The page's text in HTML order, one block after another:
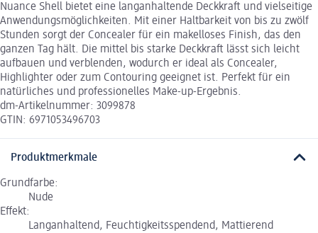
Nuance Shell bietet eine langanhaltende Deckkraft und vielseitige
Anwendungsmöglichkeiten. Mit einer Haltbarkeit von bis zu zwölf
Stunden sorgt der Concealer für ein makelloses Finish, das den
ganzen Tag hält. Die mittel bis starke Deckkraft lässt sich leicht
aufbauen und verblenden, wodurch er ideal als Concealer,
Highlighter oder zum Contouring geeignet ist. Perfekt für ein
natürliches und professionelles Make-up-Ergebnis.
dm-Artikelnummer: 3099878
GTIN: 6971053496703
Produktmerkmale
Grundfarbe:
Nude
Effekt:
Langanhaltend, Feuchtigkeitsspendend, Mattierend